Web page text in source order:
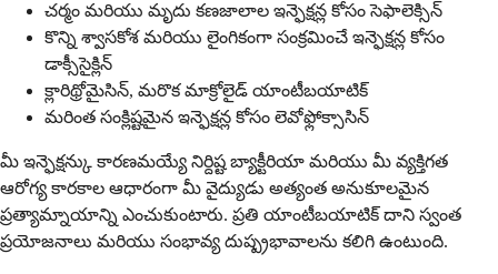
చర్మం మరియు మృదు కణజాలాల ఇన్ఫెక్షన్ల కోసం సెఫాలెక్సిన్
కొన్ని శ్వాసకోశ మరియు లైంగికంగా సంక్రమించే ఇన్ఫెక్షన్ల కోసం
డాక్సీసైక్లిన్
క్లారిథ్రోమైసిన్, మరొక మాక్రోలైడ్ యాంటీబయాటిక్
మరింత సంక్లిష్టమైన ఇన్ఫెక్షన్ల కోసం లెవోఫ్లోక్సాసిన్
మీ ఇన్ఫెక్షన్కు కారణమయ్యే నిర్దిష్ట బ్యాక్టీరియా మరియు మీ వ్యక్తిగత
ఆరోగ్య కారకాల ఆధారంగా మీ వైద్యుడు అత్యంత అనుకూలమైన
ప్రత్యామ్నాయాన్ని ఎంచుకుంటారు. ప్రతి యాంటీబయాటిక్ దాని స్వంత
ప్రయోజనాలు మరియు సంభావ్య దుష్ప్రభావాలను కలిగి ఉంటుంది.